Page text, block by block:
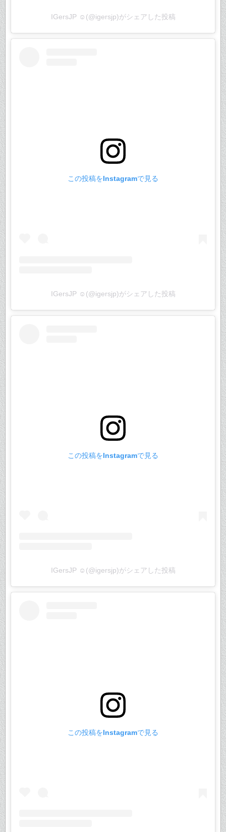
IGersJP ☺︎(@igersjp)がシェアした投稿
この投稿をInstagramで見る
IGersJP ☺︎(@igersjp)がシェアした投稿
この投稿をInstagramで見る
IGersJP ☺︎(@igersjp)がシェアした投稿
この投稿をInstagramで見る